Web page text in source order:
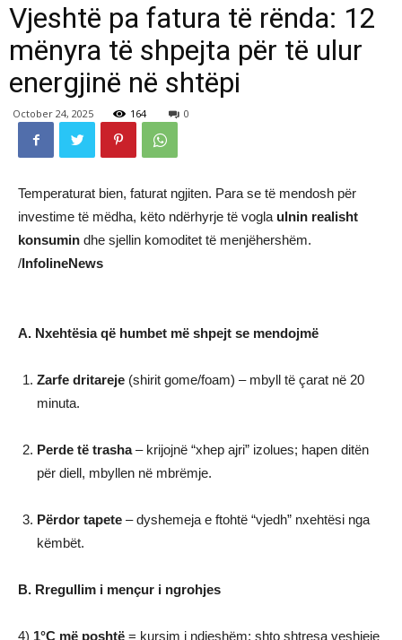
Vjeshtë pa fatura të rënda: 12
mënyra të shpejta për të ulur
energjinë në shtëpi
October 24, 2025 164 0
Temperaturat bien, faturat ngjiten. Para se të mendosh për
investime të mëdha, këto ndërhyrje të vogla ulnin realisht
konsumin dhe sjellin komoditet të menjëhershëm.
/InfolineNews
A. Nxehtësia që humbet më shpejt se mendojmë
Zarfe dritareje (shirit gome/foam) – mbyll të çarat në 20
minuta.
Perde të trasha– krijojnë “xhep ajri” izolues; hapen ditën
për diell, mbyllen në mbrëmje.
Përdor tapete – dyshemeja e ftohtë “vjedh” nxehtësi nga
këmbët.
B. Rregullim i mençur i ngrohjes
4) 1°C më poshtë = kursim i ndjeshëm; shto shtresa veshjeje